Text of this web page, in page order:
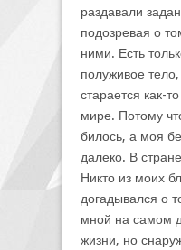
раздавали
подозревая о
ними. Есть
полуживое
старается как-
мире. Потому
билось, а моя
далеко. В
Никто из моих
догадывался о
мной на самом
жизни, но